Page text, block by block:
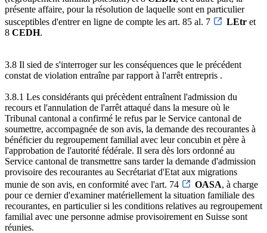
présente affaire, pour la résolution de laquelle sont en particulier
susceptibles d'entrer en ligne de compte les art. 85 al. 7
LEtr et
8 CEDH.
3.8 Il sied de s'interroger sur les conséquences que le précédent
constat de violation entraîne par rapport à l'arrêt entrepris .
3.8.1 Les considérants qui précèdent entraînent l'admission du
recours et l'annulation de l'arrêt attaqué dans la mesure où le
Tribunal cantonal a confirmé le refus par le Service cantonal de
soumettre, accompagnée de son avis, la demande des recourantes à
bénéficier du regroupement familial avec leur concubin et père à
l'approbation de l'autorité fédérale. Il sera dès lors ordonné au
Service cantonal de transmettre sans tarder la demande d'admission
provisoire des recourantes au Secrétariat d'Etat aux migrations
munie de son avis, en conformité avec l'art. 74
OASA, à charge
pour ce dernier d'examiner matériellement la situation familiale des
recourantes, en particulier si les conditions relatives au regroupement
familial avec une personne admise provisoirement en Suisse sont
réunies.